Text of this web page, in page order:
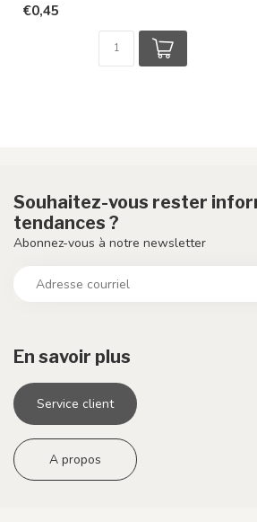
€0,45
En savoir plus
Service client
A propos
Souhaitez-vous rester
tendances ?
Abonnez-vous à notre newsletter